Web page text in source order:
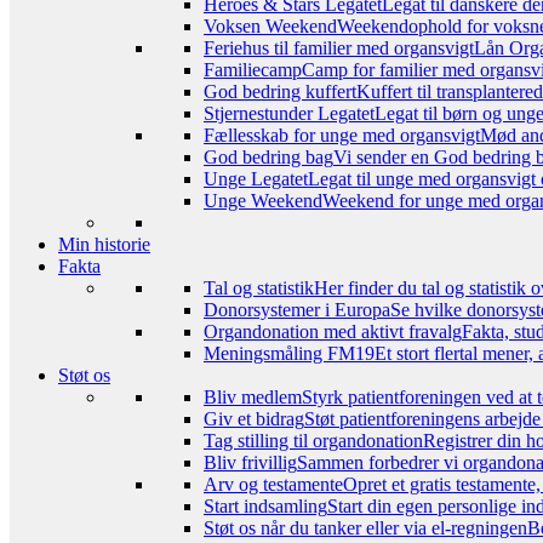
Heroes & Stars Legatet Legat til danskere
Voksen WeekendWeekendophold for
Feriehus til familier med organsvigtLån
FamiliecampCamp for familier med
God bedring kuffertKuffert til
Stjernestunder LegatetLegat til børn og
Fællesskab for unge med organsvigtMød
God bedring bagVi sender en God bedring
Unge LegatetLegat til unge med organsvigt
Unge WeekendWeekend for unge med
Min historie
Fakta
Tal og statistikHer finder du tal og statistik
Donorsystemer i EuropaSe hvilke
Organdonation med aktivt fravalgFakta,
Meningsmåling FM19Et stort flertal mener,
Støt os
Bliv medlemStyrk patientforeningen ved at
Giv et bidragStøt patientforeningens
Tag stilling til organdonationRegistrer din
Bliv frivilligSammen forbedrer vi
Arv og testamenteOpret et gratis
Start indsamlingStart din egen personlige
Støt os når du tanker eller via el-regningen